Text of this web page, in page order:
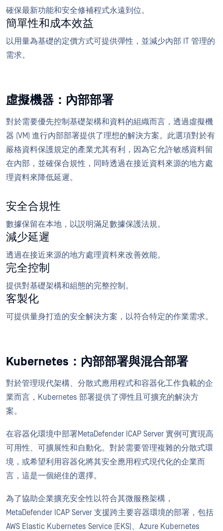
確保最新功能和安全修補程式永遠到位。
簡單性和成本效益
以用量為基礎的定價方式可提供彈性，並減少內部 IT 管理的
需求。
虛擬機器：內部部署
對於需要優先控制基礎架構和資料的組織而言，透過虛擬機
器 (VM) 進行內部部署提供了理想的解決方案。此選項對於有
嚴格資料保護規定的產業尤其有利，因為它允許敏感資料留
在內部，並確保合規性，同時透過在接近資料來源的地方處
理資料來降低延遲。
安全合規性
數據保留在本地，以説明滿足數據保護法規。
減少延遲
透過在接近來源的地方處理資料來改善效能。
完全控制
提供對基礎架構和組態的完整控制。
客製化
可提供量身打造的安全解決方案，以符合特定的作業需求。
Kubernetes：內部部署與混合部署
對於管理現代架構、分散式應用程式和容器化工作負載的企
業而言，Kubernetes 部署提供了彈性且可擴充的解決方
案。
在容器化環境中部署MetaDefender ICAP Server 實例可實現高
可用性、可擴展性和自動化。對於需要管理複雜的分散式環
境，或希望利用容器化將其安全應用程式現代化的企業而
言，這是一個絕佳的選擇。
為了協助企業擴充安全性以符合其微服務架構，
MetaDefender ICAP Server 支援跨主要容器環境的部署，包括
AWS Elastic Kubernetes Service (EKS)、Azure Kubernetes